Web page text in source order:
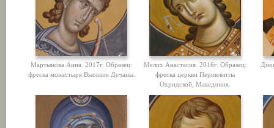
Мартынова Анна. 2017г. Образец:
фреска монастыря Высокие Дечаны.
Мелих Анастасия. 2016г. Образец:
фреска церкви Перивлепты
Охридской, Македония.